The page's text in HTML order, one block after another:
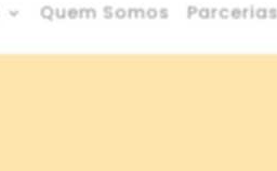
Quem Somos Parcerias